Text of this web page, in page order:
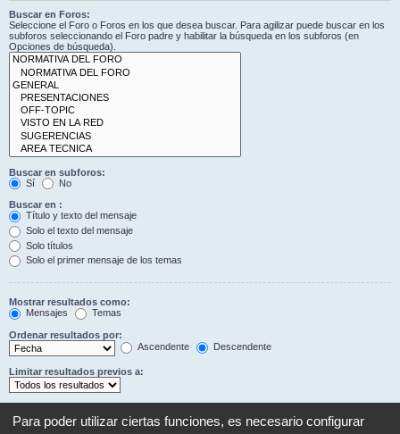
Buscar en Foros:
Seleccione el Foro o Foros en los que desea buscar. Para agilizar puede buscar en los
subforos seleccionando el Foro padre y habilitar la búsqueda en los subforos (en
Opciones de búsqueda).
Buscar en subforos:
Sí
No
Buscar en :
Título y texto del mensaje
Solo el texto del mensaje
Solo títulos
Solo el primer mensaje de los temas
Mostrar resultados como:
Mensajes
Temas
Ordenar resultados por:
Ascendente
Descendente
Limitar resultados previos a:
Establezca en 0 para mostrar todo el mensaje.
Para poder utilizar ciertas funciones, es necesario configurar